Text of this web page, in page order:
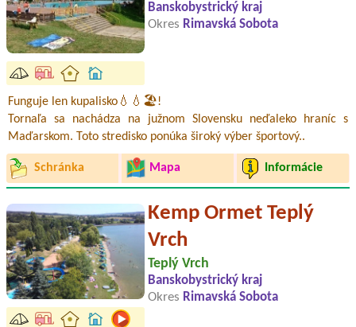
Banskobystrický kraj
Okres Rimavská Sobota
Funguje len kupalisko💧💧🏖️!
Tornaľa sa nachádza na južnom Slovensku neďaleko hraníc s
Maďarskom. Toto stredisko ponúka široký výber športový..
Schránka Mapa Informácie
Kemp Ormet Teplý
Vrch
Teplý Vrch
Banskobystrický kraj
Okres Rimavská Sobota